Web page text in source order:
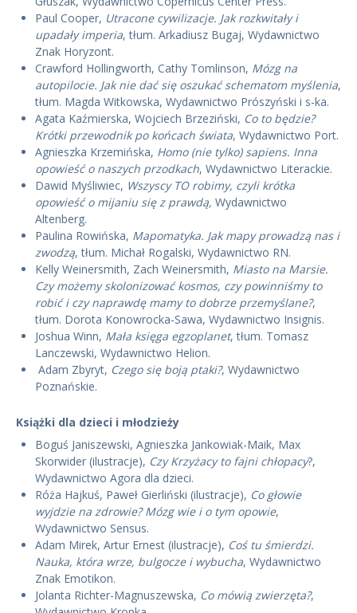
Paul Cooper, Utracone cywilizacje. Jak rozkwitały i
upadały imperia, tłum. Arkadiusz Bugaj, Wydawnictwo
Znak Horyzont.
Crawford Hollingworth, Cathy Tomlinson, Mózg na
autopilocie. Jak nie dać się oszukać schematom myślenia,
tłum. Magda Witkowska, Wydawnictwo Prószyński i s-ka.
Agata Kaźmierska, Wojciech Brzeziński, Co to będzie?
Krótki przewodnik po końcach świata, Wydawnictwo Port.
Agnieszka Krzemińska, Homo (nie tylko) sapiens. Inna
opowieść o naszych przodkach, Wydawnictwo Literackie.
Dawid Myśliwiec, Wszyscy TO robimy, czyli krótka
opowieść o mijaniu się z prawdą, Wydawnictwo
Altenberg.
Paulina Rowińska, Mapomatyka. Jak mapy prowadzą nas i
zwodzą, tłum. Michał Rogalski, Wydawnictwo RN.
Kelly Weinersmith, Zach Weinersmith, Miasto na Marsie.
Czy możemy skolonizować kosmos, czy powinniśmy to
robić i czy naprawdę mamy to dobrze przemyślane?,
tłum. Dorota Konowrocka-Sawa, Wydawnictwo Insignis.
Joshua Winn, Mała księga egzoplanet, tłum. Tomasz
Lanczewski, Wydawnictwo Helion.
Adam Zbyryt, Czego się boją ptaki?, Wydawnictwo
Poznańskie.
Książki dla dzieci i młodzieży
Boguś Janiszewski, Agnieszka Jankowiak-Maik, Max
Skorwider (ilustracje), Czy Krzyżacy to fajni chłopacy?,
Wydawnictwo Agora dla dzieci.
Róża Hajkuś, Paweł Gierliński (ilustracje), Co głowie
wyjdzie na zdrowie? Mózg wie i o tym opowie,
Wydawnictwo Sensus.
Adam Mirek, Artur Ernest (ilustracje), Coś tu śmierdzi.
Nauka, która wrze, bulgocze i wybucha, Wydawnictwo
Znak Emotikon.
Jolanta Richter-Magnuszewska, Co mówią zwierzęta?,